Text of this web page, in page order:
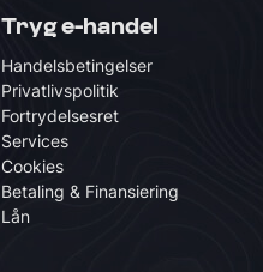
Tryg e-handel
Handelsbetingelser
Privatlivspolitik
Fortrydelsesret
Services
Cookies
Betaling & Finansiering
Lån